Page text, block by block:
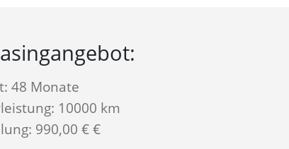
48 Monate
10000 km
990,00 € €